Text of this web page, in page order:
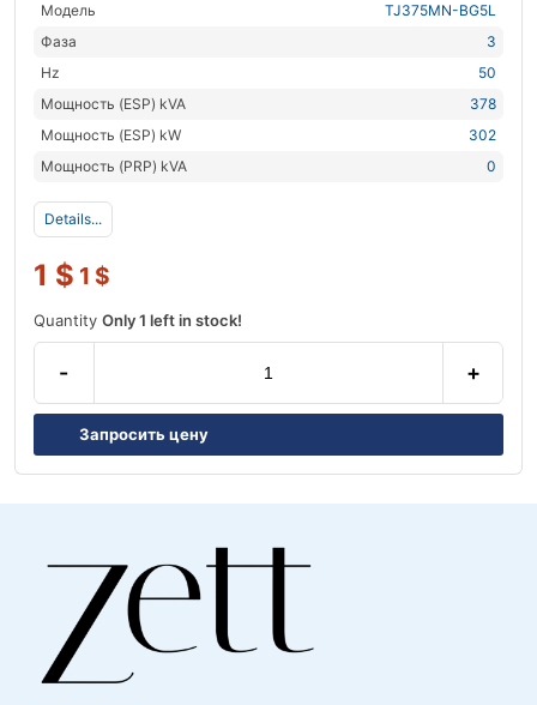
Модель
TJ375MN-BG5L
Фаза
3
Hz
50
Мощность (ESP) kVA
378
Мощность (ESP) kW
302
Мощность (PRP) kVA
0
Details...
1 $ 1 $
Quantity Only 1 left in stock!
- +
Запросить цену